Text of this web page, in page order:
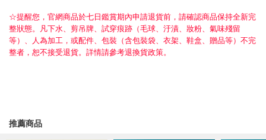
☆提醒您，官網商品於七日鑑賞期內申請退貨前，請確認商品保持全新完
整狀態。凡下水、剪吊牌、試穿痕跡（毛球、汙漬、妝粉、氣味殘留
等）、人為加工，或配件、包裝（含包裝袋、衣架、鞋盒、贈品等）不完
整者，恕不接受退貨。詳情請參考退換貨政策。
推薦商品